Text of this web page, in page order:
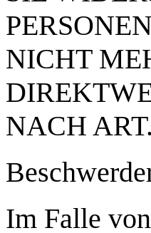
NICHT
NACH
Im Falle